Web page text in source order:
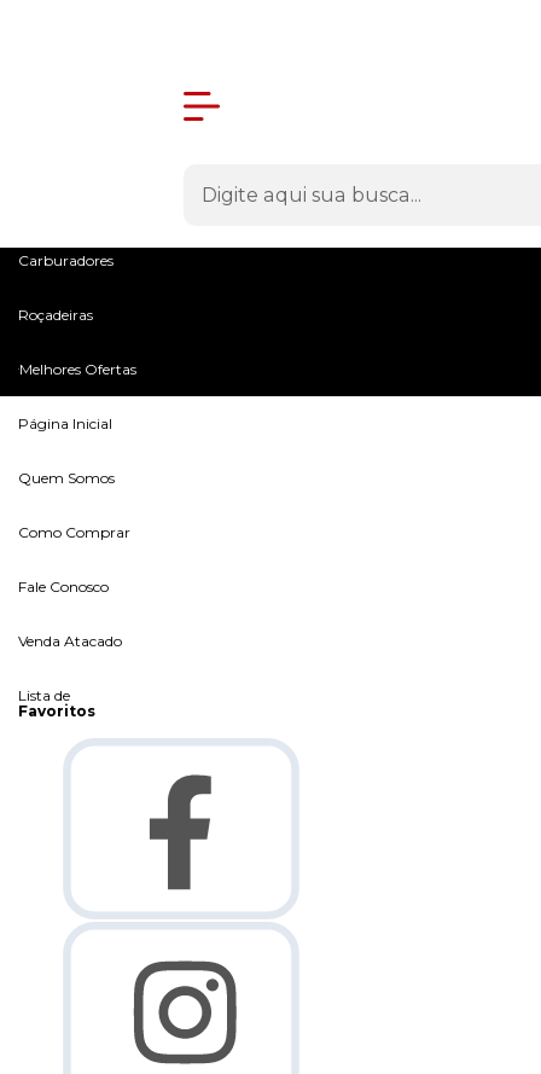
Carburadores
Roçadeiras
Melhores Ofertas
Página Inicial
Quem Somos
Como Comprar
Fale Conosco
Venda Atacado
Lista de
Favoritos